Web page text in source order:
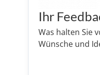
Ihr
Was halten Sie
Wünsche und